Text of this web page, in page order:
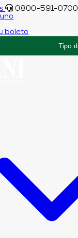
0800-591-0700
boleto